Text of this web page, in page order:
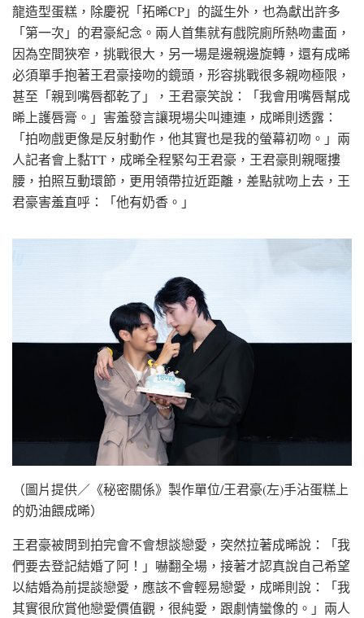
龍造型蛋糕，除慶祝「拓晞CP」的誕生外，也為獻出許多
「第一次」的君豪紀念。兩人首集就有戲院廁所熱吻畫面，
因為空間狹窄，挑戰很大，另一場是邊親邊旋轉，還有成晞
必須單手抱著王君豪接吻的鏡頭，形容挑戰很多親吻極限，
甚至「親到嘴唇都乾了」，王君豪笑說：「我會用嘴唇幫成
晞上護唇膏。」害羞發言讓現場尖叫連連，成晞則透露：
「拍吻戲更像是反射動作，他其實也是我的螢幕初吻。」兩
人記者會上黏TT，成晞全程緊勾王君豪，王君豪則親暱摟
腰，拍照互動環節，更用領帶拉近距離，差點就吻上去，王
君豪害羞直呼：「他有奶香。」
（圖片提供／《秘密關係》製作單位/王君豪(左)手沾蛋糕上
的奶油餵成晞）
王君豪被問到拍完會不會想談戀愛，突然拉著成晞說：「我
們要去登記結婚了阿！」嚇翻全場，接著才認真說自己希望
以結婚為前提談戀愛，應該不會輕易戀愛，成晞則說：「我
其實很欣賞他戀愛價值觀，很純愛，跟劇情蠻像的。」兩人